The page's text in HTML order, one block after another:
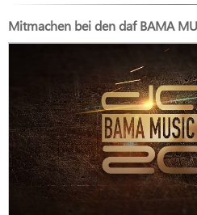
Mitmachen bei den daf BAMA